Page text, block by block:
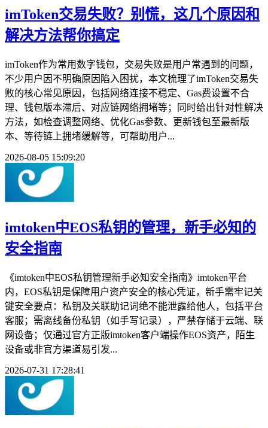
imToken交易失败？别慌，这几个原因和
解决方法帮你搞定
imToken作为常用数字钱包，交易失败是用户常遇到的问题，
不少用户因不明确原因陷入困扰，本文梳理了imToken交易失
败的核心常见原因，包括网络连接不稳定、Gas费设置不合
理、钱包版本滞后、对应链网络拥堵等；同时给出针对性解决
方法，如检查调整网络、优化Gas参数、更新钱包至最新版
本、等待链上拥堵缓解等，可帮助用户...
2026-08-05 15:09:20
imtoken中EOS私钥的管理，新手必知的
安全指南
《imtoken中EOS私钥管理新手必知安全指南》imtoken平台
内，EOS私钥是保障用户资产安全的核心凭证，新手需牢记关
键安全要点：私钥及关联助记词绝不能泄露给他人，包括平台
客服；需离线备份私钥（如手写记录），严禁存储于云端、联
网设备；仅通过官方正版imtoken客户端操作EOS资产，陌生
设备或非官方渠道易引发...
2026-07-31 17:28:41